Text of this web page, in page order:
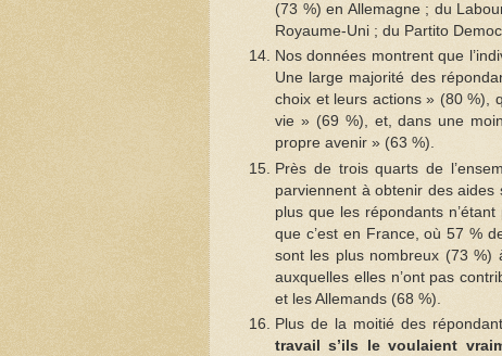
(73 %) en Allemagne ; du
Royaume-Uni ; du Partito
Nos données montrent que
Une large majorité des
choix et leurs actions » (80 %),
vie » (69 %), et, dans une
propre avenir » (63 %).
Près de trois quarts de
parviennent à obtenir des aides
plus que les répondants
que c’est en France, où 57 %
sont les plus nombreux (73 %)
auxquelles elles n’ont pas
et les Allemands (68 %).
Plus de la moitié des
travail s’ils le voulaient